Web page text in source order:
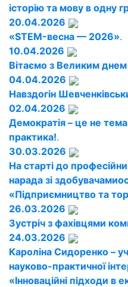
історію та мову в одну
20.04.2026
«STEM-весна — 2026».
10.04.2026
Вітаємо з Великим
04.04.2026
Навздогін
02.04.2026
Демократія – це не
практика!.
30.03.2026
На старті до
нарада зі
«Підприємництво та
26.03.2026
Зустріч з фахівцями
24.03.2026
Кароліна Сидоренко –
науково-практичної
«Інноваційні підходи в